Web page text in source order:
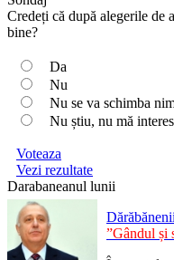
Credeți că după alegerile de
bine?
Da
Nu
Nu se va schimba
Nu știu, nu mă
Voteaza
Vezi rezultate
Darabaneanul lunii
”Gândul și